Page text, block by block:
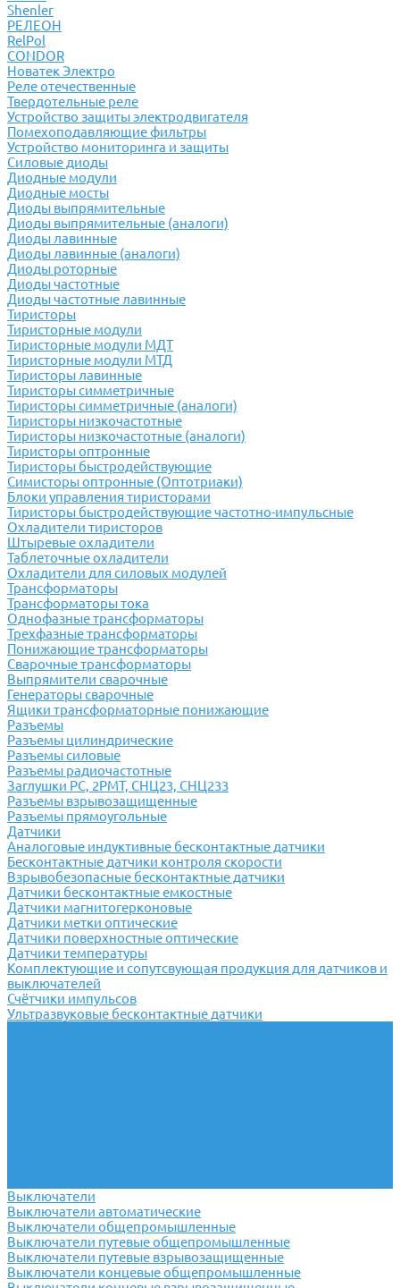
Shenler
РЕЛЕОН
RelPol
CONDOR
Новатек Электро
Реле отечественные
Твердотельные реле
Устройство защиты электродвигателя
Помехоподавляющие фильтры
Устройство мониторинга и защиты
Силовые диоды
Диодные модули
Диодные мосты
Диоды выпрямительные
Диоды выпрямительные (аналоги)
Диоды лавинные
Диоды лавинные (аналоги)
Диоды роторные
Диоды частотные
Диоды частотные лавинные
Тиристоры
Тиристорные модули
Тиристорные модули МДТ
Тиристорные модули МТД
Тиристоры лавинные
Тиристоры симметричные
Тиристоры симметричные (аналоги)
Тиристоры низкочастотные
Тиристоры низкочастотные (аналоги)
Тиристоры оптронные
Тиристоры быстродействующие
Симисторы оптронные (Оптотриаки)
Блоки управления тиристорами
Тиристоры быстродействующие частотно-импульсные
Охладители тиристоров
Штыревые охладители
Таблеточные охладители
Охладители для силовых модулей
Трансформаторы
Трансформаторы тока
Однофазные трансформаторы
Трехфазные трансформаторы
Понижающие трансформаторы
Сварочные трансформаторы
Выпрямители сварочные
Генераторы сварочные
Ящики трансформаторные понижающие
Разъемы
Разъемы цилиндрические
Разъемы силовые
Разъемы радиочастотные
Заглушки РС, 2РМТ, СНЦ23, СНЦ233
Разъемы взрывозащищенные
Разъемы прямоугольные
Датчики
Аналоговые индуктивные бесконтактные датчики
Бесконтактные датчики контроля скорости
Взрывобезопасные бесконтактные датчики
Датчики бесконтактные емкостные
Датчики магнитогерконовые
Датчики метки оптические
Датчики поверхностные оптические
Датчики температуры
Комплектующие и сопутсвующая продукция для датчиков и
выключателей
Счётчики импульсов
Ультразвуковые бесконтактные датчики
Выключатели
Выключатели автоматические
Выключатели общепромышленные
Выключатели путевые общепромышленные
Выключатели путевые взрывозащищенные
Выключатели концевые общепромышленные